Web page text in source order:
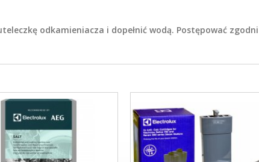
odkamieniacza i dopełnić wodą. Postępować